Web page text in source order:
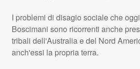
I problemi di disagio sociale che
Boscimani sono ricorrenti anche
tribali dell'Australia e del Nord
anch'essi la propria terra.